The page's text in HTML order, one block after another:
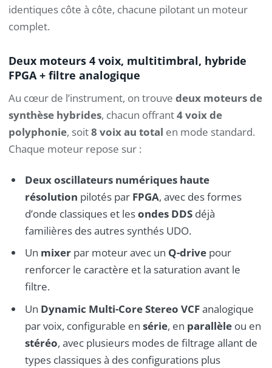
identiques côte à côte, chacune pilotant un moteur
complet.
Deux moteurs 4 voix, multitimbral, hybride
FPGA + filtre analogique
Au cœur de l’instrument, on trouve deux moteurs de
synthèse hybrides, chacun offrant4 voix de
polyphonie, soit8 voix au total en mode standard.
Chaque moteur repose sur :
Deux oscillateurs numériques haute
résolution pilotés par FPGA, avec des formes
d’onde classiques et lesondes DDSdéjà
familières des autres synthés UDO.
Un mixerpar moteur avec un Q-drivepour
renforcer le caractère et la saturation avant le
filtre.
Un Dynamic Multi-Core Stereo VCFanalogique
par voix, configurable en série, en parallèleou en
stéréo, avec plusieurs modes de filtrage allant de
types classiques à des configurations plus